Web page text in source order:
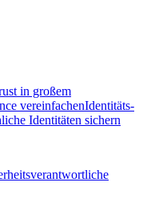
in großem
vereinfachenIdentitäts-
Identitäten sichern